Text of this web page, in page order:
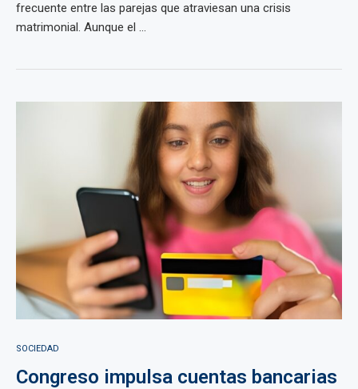
frecuente entre las parejas que atraviesan una crisis
matrimonial. Aunque el ...
SOCIEDAD
Congreso impulsa cuentas bancarias